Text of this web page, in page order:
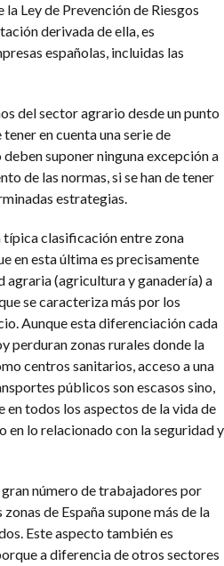
Ley de Prevención de Riesgos
derivada de ella, es
españolas, incluidas las
del sector agrario desde un punto
en cuenta una serie de
suponer ninguna excepción a
de las normas, si se han de tener
estrategias.
típica clasificación entre zona
en esta última es precisamente
agraria (agricultura y ganadería) a
se caracteriza más por los
Aunque esta diferenciación cada
perduran zonas rurales donde la
centros sanitarios, acceso a una
públicos son escasos sino,
en todos los aspectos de la vida de
en lo relacionado con la seguridad y
número de trabajadores por
de España supone más de la
Este aspecto también es
a diferencia de otros sectores